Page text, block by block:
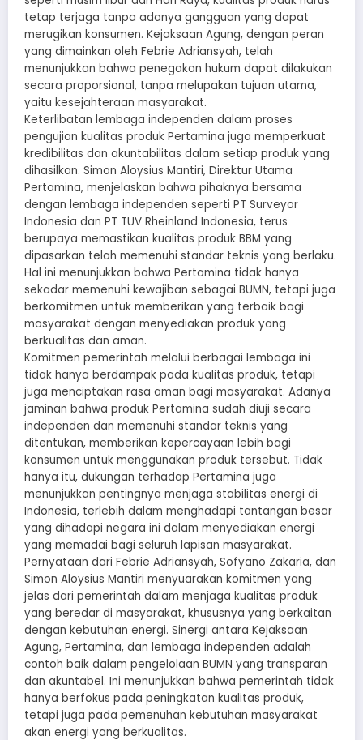
tetap terjaga tanpa adanya gangguan yang dapat
merugikan konsumen. Kejaksaan Agung, dengan peran
yang dimainkan oleh Febrie Adriansyah, telah
menunjukkan bahwa penegakan hukum dapat dilakukan
secara proporsional, tanpa melupakan tujuan utama,
yaitu kesejahteraan masyarakat.
Keterlibatan lembaga independen dalam proses
pengujian kualitas produk Pertamina juga memperkuat
kredibilitas dan akuntabilitas dalam setiap produk yang
dihasilkan. Simon Aloysius Mantiri, Direktur Utama
Pertamina, menjelaskan bahwa pihaknya bersama
dengan lembaga independen seperti PT Surveyor
Indonesia dan PT TUV Rheinland Indonesia, terus
berupaya memastikan kualitas produk BBM yang
dipasarkan telah memenuhi standar teknis yang berlaku.
Hal ini menunjukkan bahwa Pertamina tidak hanya
sekadar memenuhi kewajiban sebagai BUMN, tetapi juga
berkomitmen untuk memberikan yang terbaik bagi
masyarakat dengan menyediakan produk yang
berkualitas dan aman.
Komitmen pemerintah melalui berbagai lembaga ini
tidak hanya berdampak pada kualitas produk, tetapi
juga menciptakan rasa aman bagi masyarakat. Adanya
jaminan bahwa produk Pertamina sudah diuji secara
independen dan memenuhi standar teknis yang
ditentukan, memberikan kepercayaan lebih bagi
konsumen untuk menggunakan produk tersebut. Tidak
hanya itu, dukungan terhadap Pertamina juga
menunjukkan pentingnya menjaga stabilitas energi di
Indonesia, terlebih dalam menghadapi tantangan besar
yang dihadapi negara ini dalam menyediakan energi
yang memadai bagi seluruh lapisan masyarakat.
Pernyataan dari Febrie Adriansyah, Sofyano Zakaria, dan
Simon Aloysius Mantiri menyuarakan komitmen yang
jelas dari pemerintah dalam menjaga kualitas produk
yang beredar di masyarakat, khususnya yang berkaitan
dengan kebutuhan energi. Sinergi antara Kejaksaan
Agung, Pertamina, dan lembaga independen adalah
contoh baik dalam pengelolaan BUMN yang transparan
dan akuntabel. Ini menunjukkan bahwa pemerintah tidak
hanya berfokus pada peningkatan kualitas produk,
tetapi juga pada pemenuhan kebutuhan masyarakat
akan energi yang berkualitas.